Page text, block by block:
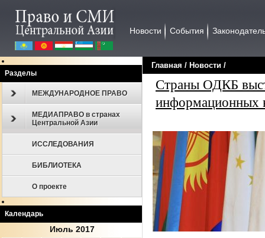
Новости События
Разделы
МЕЖДУНАРОДНОЕ ПРАВО
МЕДИАПРАВО в странах
Центральной Азии
ИССЛЕДОВАНИЯ
БИБЛИОТЕКА
О проекте
Календарь
Июль 2017
Главная / Новости /
Страны ОДКБ
информационных